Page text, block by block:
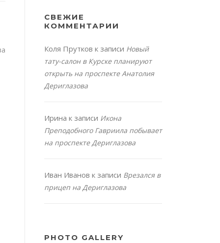
СВЕЖИЕ
КОММЕНТАРИИ
Коля Прутков к записи Новый
тату-салон в Курске планируют
открыть на проспекте Анатолия
Дериглазова
Ирина к записи Икона
Преподобного Гавриила побывает
на проспекте Дериглазова
Иван Иванов к записи Врезался в
прицеп на Дериглазова
PHOTO GALLERY